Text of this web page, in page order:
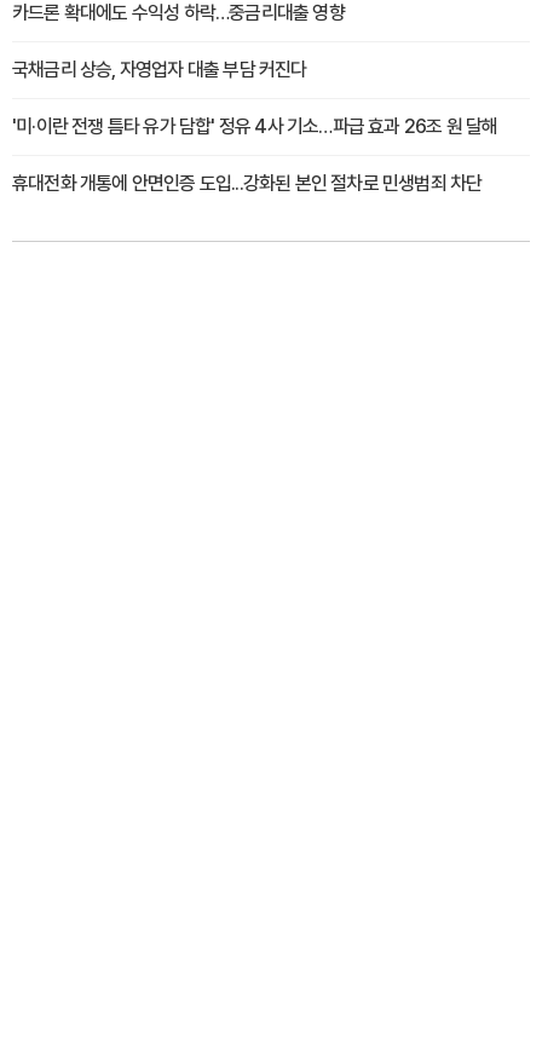
카드론 확대에도 수익성 하락…중금리대출 영향
국채금리 상승, 자영업자 대출 부담 커진다
'미·이란 전쟁 틈타 유가 담합' 정유 4사 기소…파급 효과 26조 원 달해
휴대전화 개통에 안면인증 도입...강화된 본인 절차로 민생범죄 차단